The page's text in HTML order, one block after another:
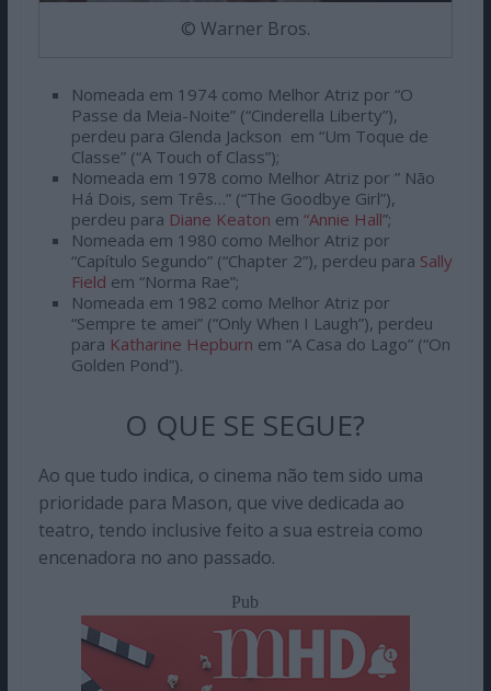
© Warner Bros.
Nomeada em 1974 como Melhor Atriz por “O
Passe da Meia-Noite” (“Cinderella Liberty”),
perdeu para Glenda Jackson em “Um Toque de
Classe” (“A Touch of Class”);
Nomeada em 1978 como Melhor Atriz por ” Não
Há Dois, sem Três…” (“The Goodbye Girl”),
perdeu para Diane Keaton em “Annie Hall”;
Nomeada em 1980 como Melhor Atriz por
“Capítulo Segundo” (“Chapter 2”), perdeu para Sally
Field em “Norma Rae”;
Nomeada em 1982 como Melhor Atriz por
“Sempre te amei” (“Only When I Laugh”), perdeu
para Katharine Hepburn em “A Casa do Lago” (“On
Golden Pond”).
O QUE SE SEGUE?
Ao que tudo indica, o cinema não tem sido uma
prioridade para Mason, que vive dedicada ao
teatro, tendo inclusive feito a sua estreia como
encenadora no ano passado.
Pub